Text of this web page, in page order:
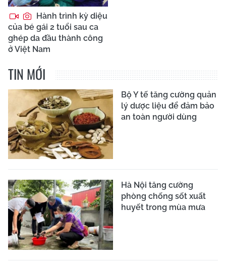
Hành trình kỳ diệu
của bé gái 2 tuổi sau ca
ghép da đầu thành công
ở Việt Nam
TIN MỚI
Bộ Y tế tăng cường quản
lý dược liệu để đảm bảo
an toàn người dùng
Hà Nội tăng cường
phòng chống sốt xuất
huyết trong mùa mưa